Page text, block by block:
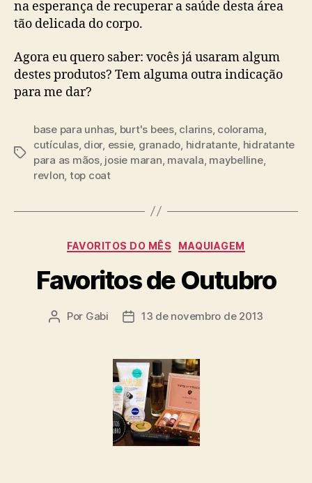
na esperança de recuperar a saúde desta área
tão delicada do corpo.
Agora eu quero saber: vocês já usaram algum
destes produtos? Tem alguma outra indicação
para me dar?
Tags
base para unhas, burt's bees, clarins, colorama,
cutículas, dior, essie, granado, hidratante, hidratante
para as mãos, josie maran, mavala, maybelline,
revlon, top coat
Categorias
FAVORITOS DO MÊS MAQUIAGEM
Favoritos de Outubro
Autor
Por Gabi
Data13 de novembro de 2013